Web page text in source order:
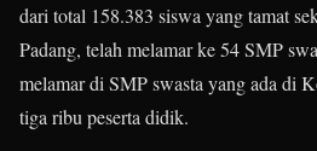
dari total 158.383 siswa yang tamat
Padang, telah melamar ke 54 SMP
melamar di SMP swasta yang ada di
tiga ribu peserta didik.